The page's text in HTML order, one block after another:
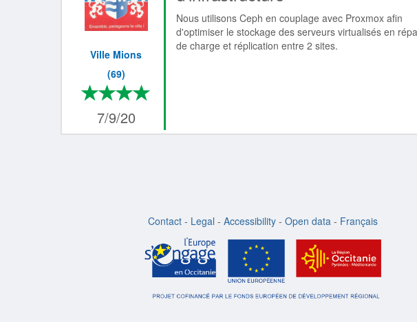
Ville Mions
(69)
****
4/4
7/9/20
Nous utilisons Ceph en couplage avec Proxmox afin
d'optimiser le stockage des serveurs virtualisés en
de charge et réplication entre 2 sites.
Contact - Legal - Accessibility - Open data - Français